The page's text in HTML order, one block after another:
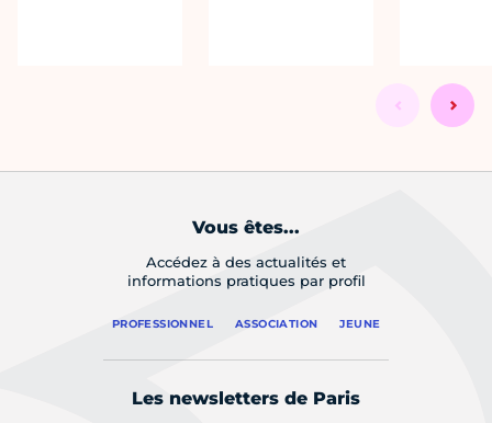
Vous êtes...
Accédez à des actualités et
informations pratiques par profil
PROFESSIONNEL ASSOCIATION JEUNE
Les newsletters de Paris